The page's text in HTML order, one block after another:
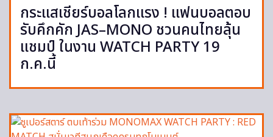
กระแสเชียร์บอลโลกแรง ! แฟนบอลตอบ
รับคึกคัก JAS–MONO ชวนคนไทยลุ้น
แชมป์ ในงาน WATCH PARTY 19
ก.ค.นี้